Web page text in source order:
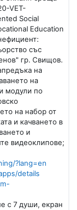
VET-
Social
Education
със
гр. Свищов.
на
на
модули по
на набор от
и качването в
и
видеоклипове;
?lang=en
details